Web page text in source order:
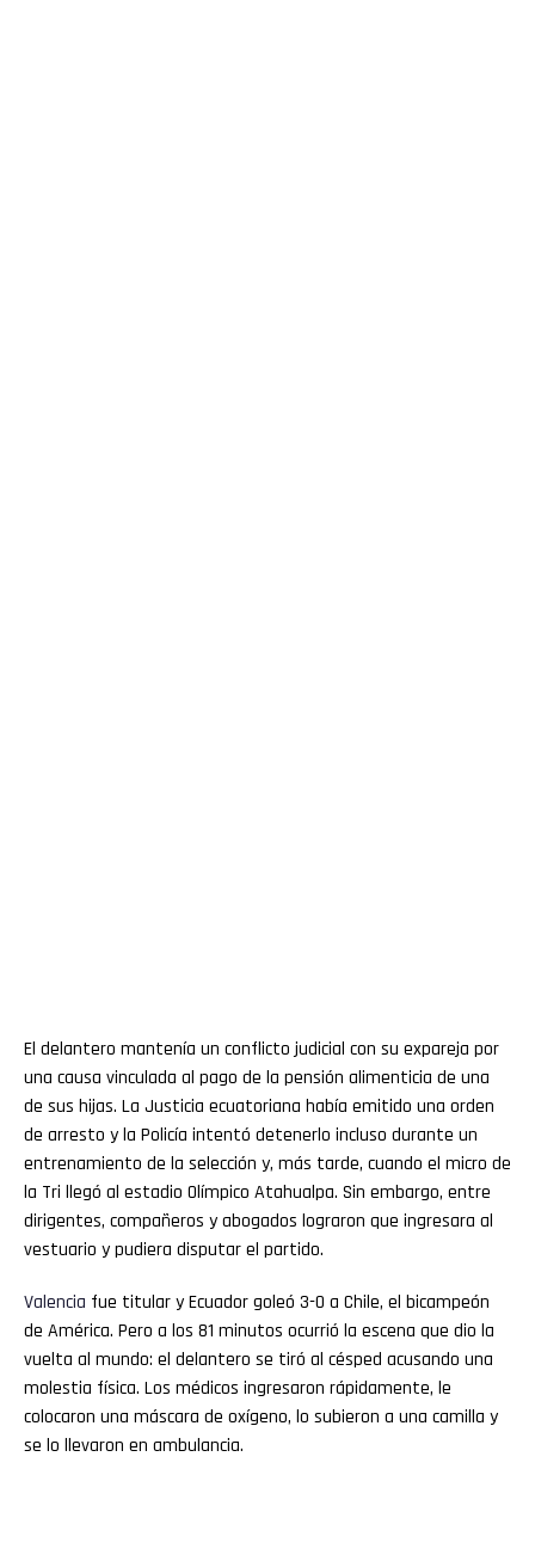
El delantero mantenía un conflicto judicial con su expareja por
una causa vinculada al pago de la pensión alimenticia de una
de sus hijas. La Justicia ecuatoriana había emitido una orden
de arresto y la Policía intentó detenerlo incluso durante un
entrenamiento de la selección y, más tarde, cuando el micro de
la Tri llegó al estadio Olímpico Atahualpa. Sin embargo, entre
dirigentes, compañeros y abogados lograron que ingresara al
vestuario y pudiera disputar el partido.
Valencia fue titular y Ecuador goleó 3-0 a Chile, el bicampeón
de América. Pero a los 81 minutos ocurrió la escena que dio la
vuelta al mundo: el delantero se tiró al césped acusando una
molestia física. Los médicos ingresaron rápidamente, le
colocaron una máscara de oxígeno, lo subieron a una camilla y
se lo llevaron en ambulancia.